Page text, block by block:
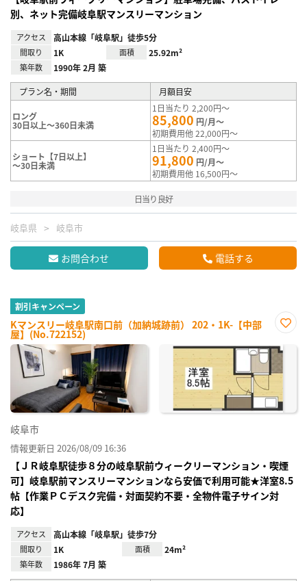
別、ネット完備岐阜駅マンスリーマンション
アクセス 高山本線「岐阜駅」徒歩5分
間取り 1K 面積 25.92m²
築年数 1990年 2月 築
プラン名・期間 月額目安
ロング
30日以上～360日未満
1日当たり 2,200円～
85,800 円/月～
初期費用他 22,000円～
ショート【7日以上】
～30日未満
1日当たり 2,400円～
91,800 円/月～
初期費用他 16,500円～
日当り良好
岐阜県 岐阜市
お問合わせ 電話する
割引キャンペーン
Kマンスリー岐阜駅南口前（加納城跡前） 202・1K-【中部
屋】(No.722152)
に入
録
岐阜市
情報更新日 2026/08/09 16:36
【ＪＲ岐阜駅徒歩８分の岐阜駅前ウィークリーマンション・喫煙
可】岐阜駅前マンスリーマンションなら安価で利用可能★洋室8.5
帖【作業ＰＣデスク完備・対面契約不要・全物件電子サイン対
応】
アクセス 高山本線「岐阜駅」徒歩7分
間取り 1K 面積 24m²
築年数 1986年 7月 築